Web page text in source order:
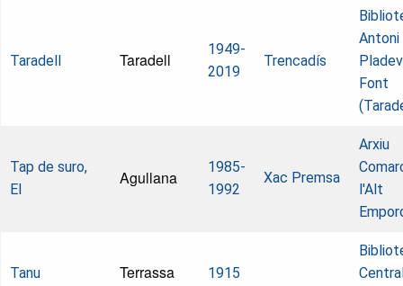
Taradell Taradell
1949-
2019
Trencadís
Antoni
Font
Tap de suro,
El
Agullana
1985-
1992
Xac Premsa
Arxiu
l'Alt
Tanu Terrassa 1915